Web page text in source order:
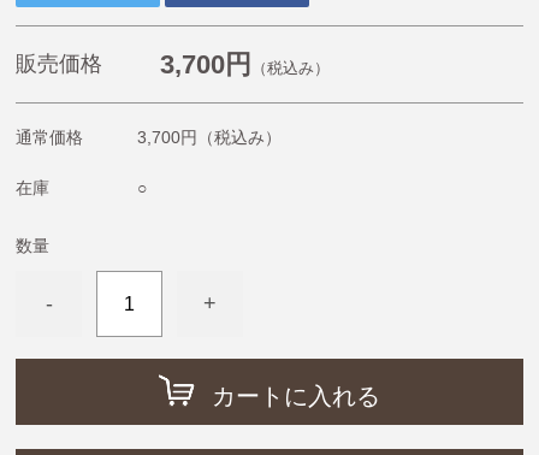
こぐまちゃんえほん
11ぴきのねこ
めがねうさぎ・ねないこだれだ・おばけのてんぷら
ねずみくんのチョッキ
ノンタン
きんぎょがにげた
スヌーピー
販売価格 3,700円 （税込み）
通常価格 3,700円 （税込み）
在庫 ○
数量
- +
カートに入れる